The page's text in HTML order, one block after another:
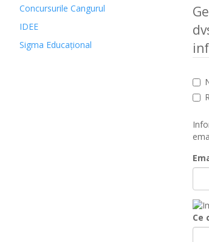
Concursurile Cangurul
IDEE
Sigma Educațional
Ce